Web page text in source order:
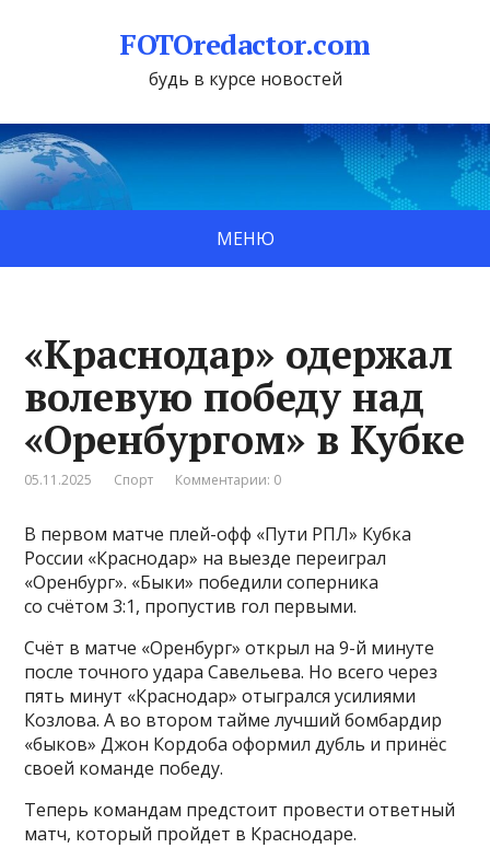
FOTOredactor.com
будь в курсе новостей
МЕНЮ
«Краснодар» одержал
волевую победу над
«Оренбургом» в Кубке
05.11.2025 Спорт Комментарии: 0
В первом матче плей-офф «Пути РПЛ» Кубка
России «Краснодар» на выезде переиграл
«Оренбург». «Быки» победили соперника
со счётом 3:1, пропустив гол первыми.
Счёт в матче «Оренбург» открыл на 9-й минуте
после точного удара Савельева. Но всего через
пять минут «Краснодар» отыгрался усилиями
Козлова. А во втором тайме лучший бомбардир
«быков» Джон Кордоба оформил дубль и принёс
своей команде победу.
Теперь командам предстоит провести ответный
матч, который пройдет в Краснодаре.